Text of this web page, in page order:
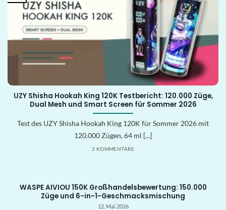
UZY Shisha Hookah King 120K Testbericht: 120.000 Züge,
Dual Mesh und Smart Screen für Sommer 2026
Test des UZY Shisha Hookah King 120K für Sommer 2026 mit
120.000 Zügen, 64 ml [...]
2 KOMMENTARE
WASPE AIVIOU 150K Großhandelsbewertung: 150.000
Züge und 6-in-1-Geschmacksmischung
12. Mai 2026